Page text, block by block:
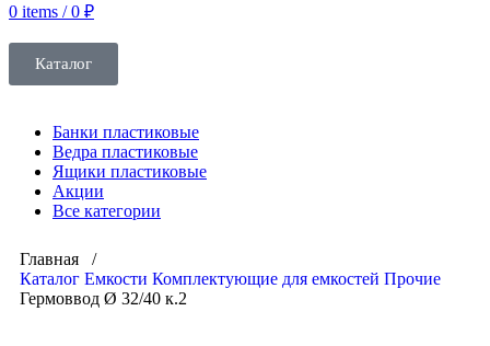
0 items / 0 ₽
Каталог
Банки пластиковые
Ведра пластиковые
Ящики пластиковые
Акции
Все категории
Главная /
Каталог Емкости Комплектующие для емкостей Прочие
Гермоввод Ø 32/40 к.2